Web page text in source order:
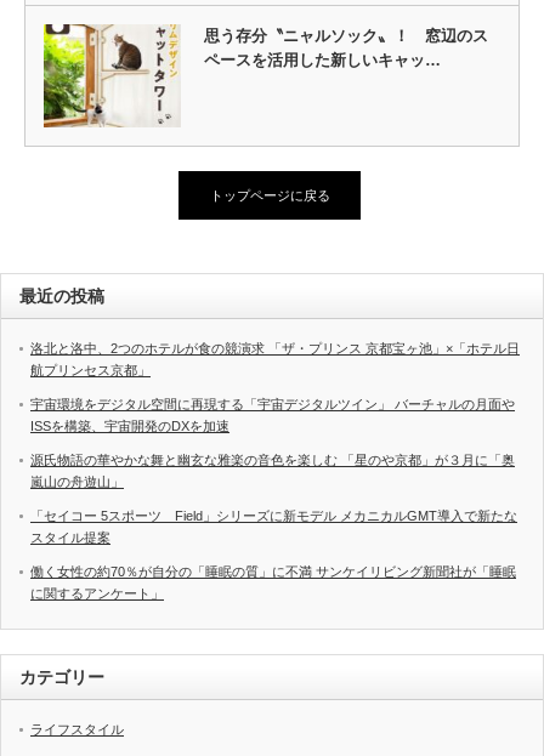
思う存分〝ニャルソック〟！ 窓辺のス
ペースを活用した新しいキャッ…
トップページに戻る
最近の投稿
洛北と洛中、2つのホテルが食の競演求 「ザ・プリンス 京都宝ヶ池」×「ホテル日
航プリンセス京都」
宇宙環境をデジタル空間に再現する「宇宙デジタルツイン」 バーチャルの月面や
ISSを構築、宇宙開発のDXを加速
源氏物語の華やかな舞と幽玄な雅楽の音色を楽しむ 「星のや京都」が３月に「奥
嵐山の舟遊山」
「セイコー 5スポーツ Field」シリーズに新モデル メカニカルGMT導入で新たな
スタイル提案
働く女性の約70％が自分の「睡眠の質」に不満 サンケイリビング新聞社が「睡眠
に関するアンケート」
カテゴリー
ライフスタイル